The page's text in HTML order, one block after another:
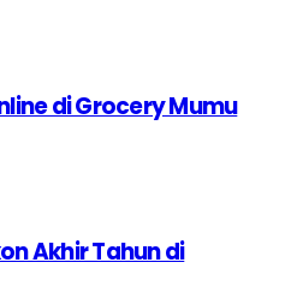
di Grocery Mumu
Akhir Tahun di